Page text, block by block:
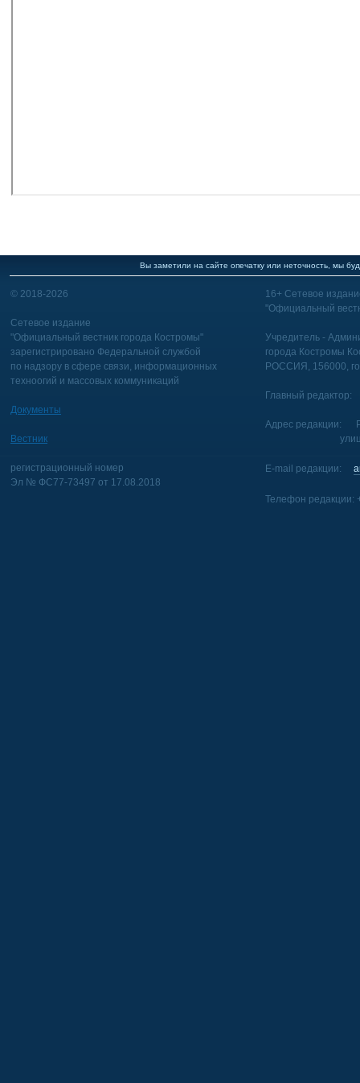
Вы заметили на сайте опечатку или неточность, мы
© 2018-2026
Сетевое издание
"Официальный вестник города Костромы"
зарегистрировано Федеральной службой
по надзору в сфере связи, информационных
техноогий и массовых коммуникаций
Документы
Вестник
регистрационный номер
Эл № ФС77-73497 от 17.08.2018
16+ Сетевое
"Официальный
Учредитель -
города Костромы
РОССИЯ, 156000,
Главный редактор:
Адрес редакции:
улица
E-mail редакции:
Телефон редакции: